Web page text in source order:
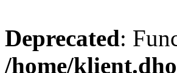
Deprecated:
/home/